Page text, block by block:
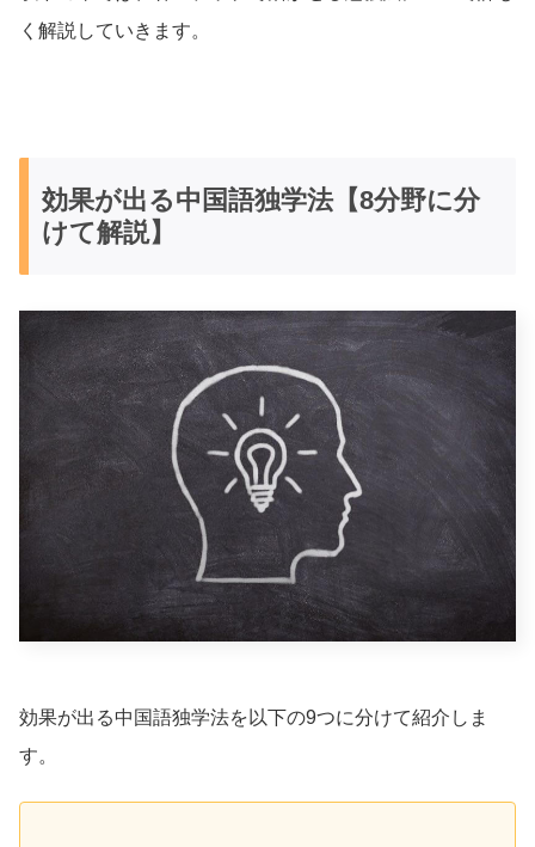
く解説していきます。
効果が出る中国語独学法【8分野に分
けて解説】
効果が出る中国語独学法を以下の9つに分けて紹介しま
す。